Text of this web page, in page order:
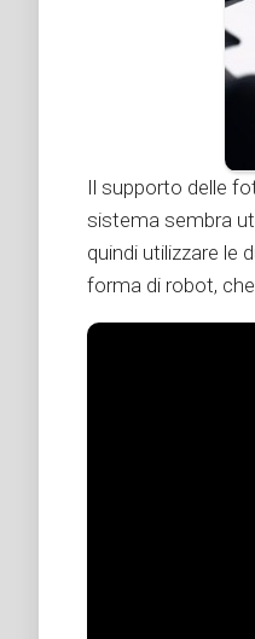
Il supporto delle
sistema sembra
quindi utilizzare le
forma di robot,